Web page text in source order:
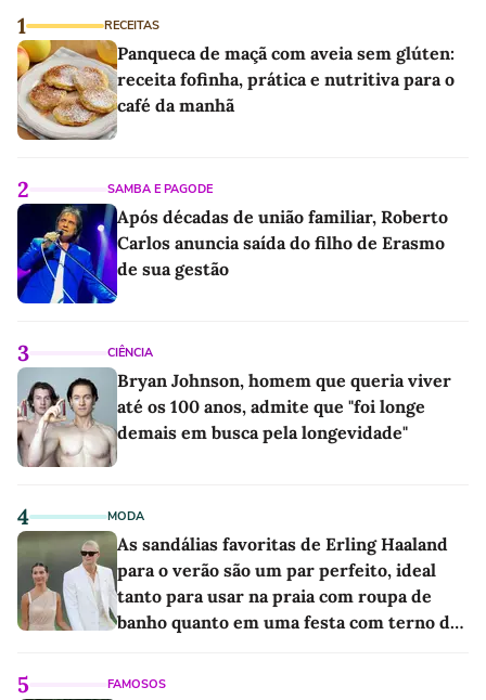
1 RECEITAS
Panqueca de maçã com aveia sem glúten:
receita fofinha, prática e nutritiva para o
café da manhã
2 SAMBA E PAGODE
Após décadas de união familiar, Roberto
Carlos anuncia saída do filho de Erasmo
de sua gestão
3 CIÊNCIA
Bryan Johnson, homem que queria viver
até os 100 anos, admite que "foi longe
demais em busca pela longevidade"
4 MODA
As sandálias favoritas de Erling Haaland
para o verão são um par perfeito, ideal
tanto para usar na praia com roupa de
banho quanto em uma festa com terno de
5 FAMOSOS